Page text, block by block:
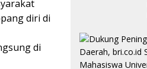
diri di
di